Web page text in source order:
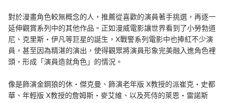
對於漫畫角色較無概念的人，推薦從喜歡的演員著手挑選，再逐一
延伸觀賞系列中的其他作品。正如漫威電影讓世界看到了小勞勃道
尼、克里斯・伊凡等巨星的誕生，X戰警系列電影中也捧紅不少演
員，甚至因為精湛的演出，使得觀眾將演員形象完美融入進角色裡
頭，形成「演員造就角色」的情況。
像是飾演金鋼狼的休・傑克曼、飾演老年版 X教授的派崔克・史都
華、年輕版 X教授的詹姆斯・麥艾維、以及死侍的萊恩・雷諾斯